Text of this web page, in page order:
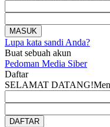
Lupa kata sandi Anda?
Buat sebuah akun
Pedoman Media Siber
Daftar
SELAMAT DATANG!